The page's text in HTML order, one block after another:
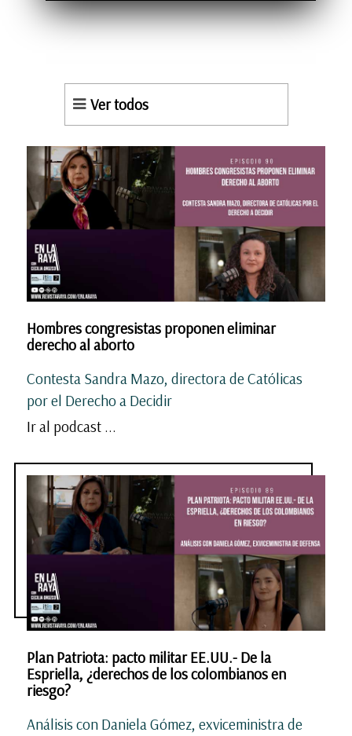
Ver todos
Hombres congresistas proponen eliminar
derecho al aborto
Contesta Sandra Mazo, directora de Católicas
por el Derecho a Decidir
Ir al podcast ...
Plan Patriota: pacto militar EE.UU.- De la
Espriella, ¿derechos de los colombianos en
riesgo?
Análisis con Daniela Gómez, exviceministra de